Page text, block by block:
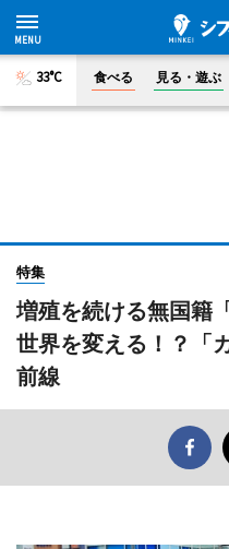
33°C 食べる 見る・遊ぶ
特集
増殖を続ける無国籍
世界を変える！？「
前線